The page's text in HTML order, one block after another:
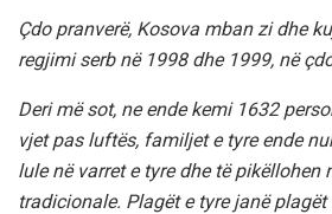
Çdo pranverë, Kosova mban zi dhe
regjimi serb në 1998 dhe 1999, në
Deri më sot, ne ende kemi 1632
vjet pas luftës, familjet e tyre ende
lule në varret e tyre dhe të pikëllohen
tradicionale. Plagët e tyre janë